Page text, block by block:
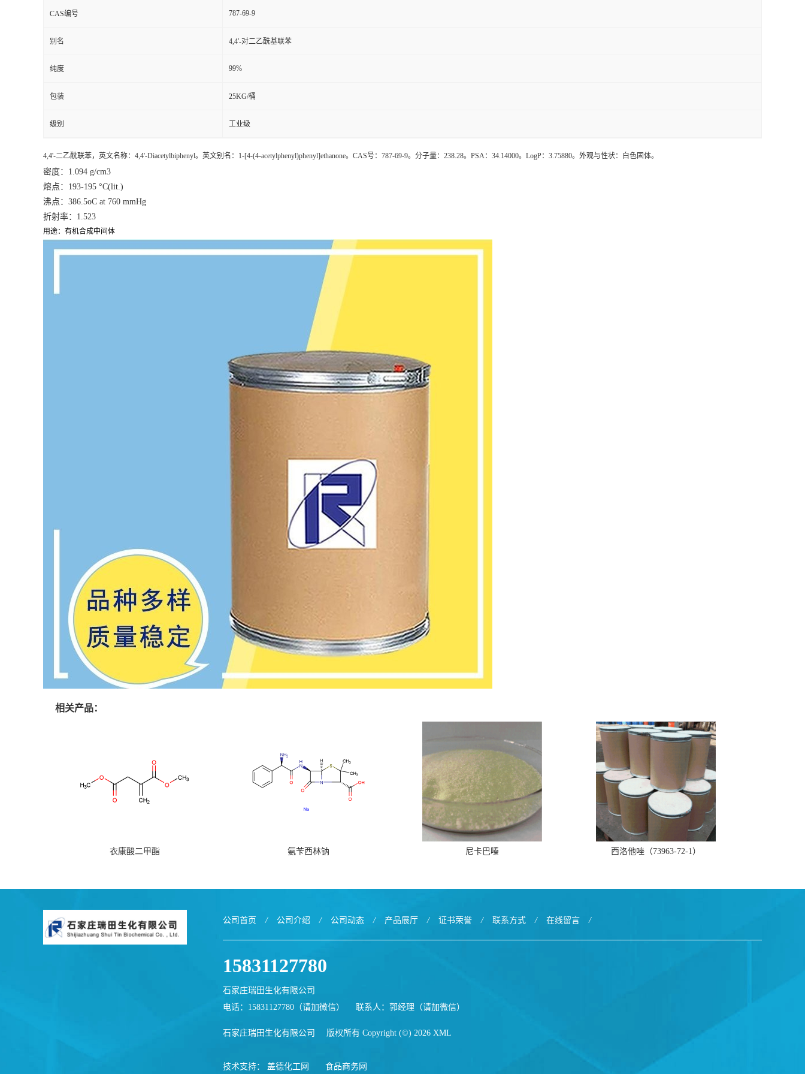
CAS编号 787-69-9
别名 4,4'-对二乙酰基联苯
纯度 99%
包装 25KG/桶
级别 工业级
4,4'-二乙酰联苯，英文名称：4,4'-Diacetylbiphenyl。英文别名：1-[4-(4-acetylphenyl)phenyl]ethanone。CAS号：787-69-9。分子量：238.28。PSA：34.14000。LogP：3.75880。外观与性状：白色固体。
密度：1.094 g/cm3
熔点：193-195 °C(lit.)
沸点：386.5oC at 760 mmHg
折射率：1.523
用途：有机合成中间体
相关产品：
衣康酸二甲酯 氨苄西林钠 尼卡巴嗪 西洛他唑（73963-72-1）
公司首页 / 公司介绍 / 公司动态 / 产品展厅 / 证书荣誉 / 联系方式 / 在线留言 /
15831127780
石家庄瑞田生化有限公司
电话：15831127780（请加微信）
联系人：郭经理（请加微信）
石家庄瑞田生化有限公司 版权所有 Copyright (©) 2026 XML
技术支持： 盖德化工网 食品商务网